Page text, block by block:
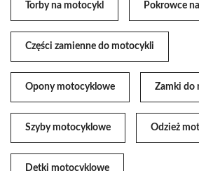
Torby na motocykl Pokrowce
Części zamienne do motocykli
Opony motocyklowe Zamki do
Szyby motocyklowe Odzież
Dętki motocyklowe